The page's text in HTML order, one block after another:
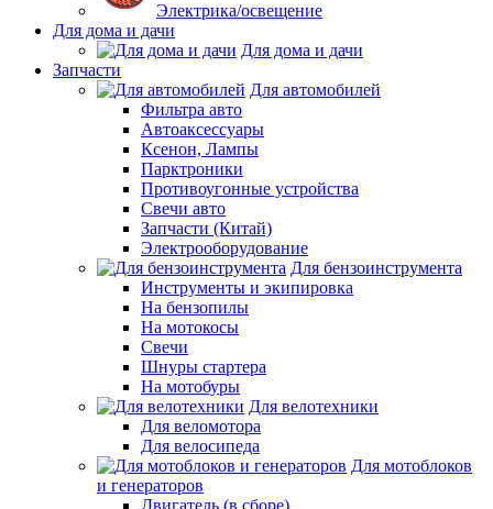
Электрика/освещение
Для дома и дачи
Для дома и дачи
Запчасти
Для автомобилей
Фильтра авто
Автоаксессуары
Ксенон, Лампы
Парктроники
Противоугонные устройства
Свечи авто
Запчасти (Китай)
Электрооборудование
Для бензоинструмента
Инструменты и экипировка
На бензопилы
На мотокосы
Свечи
Шнуры стартера
На мотобуры
Для велотехники
Для веломотора
Для велосипеда
Для мотоблоков
и генераторов
Двигатель (в сборе)